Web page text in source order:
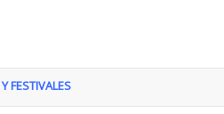
FESTIVALES